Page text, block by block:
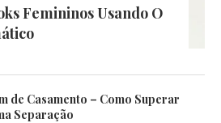
Femininos Usando O
de Casamento – Como Superar
Separação